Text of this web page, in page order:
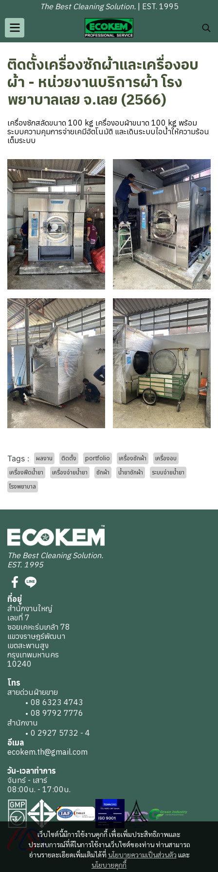
The Best Cleaning Solution.| EST. 1995
ติดตั้งเครื่องซักผ้าและเครื่องอบ
ผ้า - หน่วยงานบริการผ้า โรง
พยาบาลเลย จ.เลย (2566)
เครื่องซักสลัดขนาด 100 kg เครื่องอบผ้าขนาด 100 kg พร้อม
ระบบความคุมการจ่ายเคมีอัตโนมัติ และเดินระบบไอน้ำให้ความร้อน
เต็มระบบ
Tags : ผลงาน ติดตั้ง portfolio เครื่องซักผ้า
เครื่องอบ
เครื่องฟีดน้ำยา
เครื่องจ่ายน้ำยา ซักผ้า น้ำยาซักผ้า
ระบบจ่ายน้ำยา
โรงพยาบาล
เว็บไซต์นี้มีการใช้งานคุกกี้ เพื่อเพิ่มประสิทธิภาพและ
ประสบการณ์ที่ดีในการใช้งานเว็บไซต์ของท่าน ท่านสามารถ
อ่านรายละเอียดเพิ่มเติมได้ที่ นโยบายความเป็นส่วนตัว และ
นโยบายคุกกี้
The Best Cleaning Solution.
EST. 1995
ที่อยู่
สำนักงานใหญ่
เลขที่ 7
ซอยเคหะร่มเกล้า 78
แขวงราษฎร์พัฒนา
เขตสะพานสูง
กรุงเทพมหานคร
10240
โทร
สายด่วนฝ่ายขาย
08 6323 4743
08 9792 7776
สำนักงาน
0 2927 5732 - 4
อีเมล
ecokem.th@gmail.com
วัน-เวลาทำการ
จันทร์ - เสาร์
08:00น. - 17:00น.